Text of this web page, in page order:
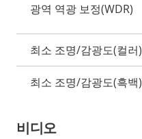
광역 역광 보정(WDR)
최소 조명/감광도(컬러)
최소 조명/감광도(흑백)
비디오